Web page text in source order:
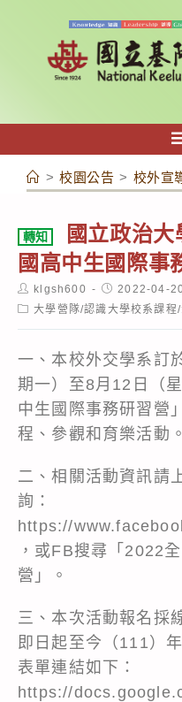
容
> 校園公告 > 校外宣
轉知
國立政治
國高中生國際事
Post
author:
klgsh600
Post
published:
2022-04-
Post大學營隊/認識大學校系課程
一、本校外交學系訂
期一）至8月12日（
中生國際事務研習營
程、參觀和育樂活動。
二、相關活動資訊請
詢：
https://
，或FB搜尋「2022
營」。
三、本次活動報名採
即日起至今（111）
表單連結如下：
https://